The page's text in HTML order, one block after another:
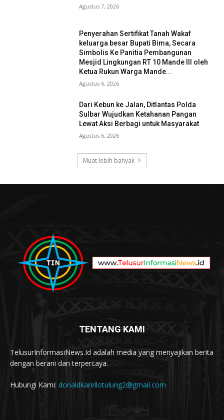
Agustus 7, 2026
Penyerahan Sertifikat Tanah Wakaf
keluarga besar Bupati Bima, Secara
Simbolis Ke Panitia Pembangunan
Mesjid Lingkungan RT 10 Mande III oleh
Ketua Rukun Warga Mande...
Agustus 6, 2026
Dari Kebun ke Jalan, Ditlantas Polda
Sulbar Wujudkan Ketahanan Pangan
Lewat Aksi Berbagi untuk Masyarakat
Agustus 6, 2026
Muat lebih banyak
TENTANG KAMI
TelusurInformasiNews.Id adalah media yang menyajikan berita
dengan berani dan terpercaya.
Hubungi Kami: donaldkarellotulung2@gmail.com